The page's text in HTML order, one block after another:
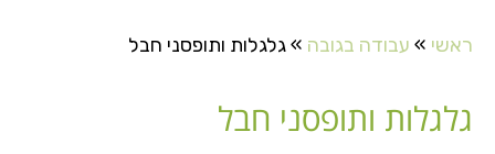
ראשי » עבודה בגובה »גלגלות ותופסני חבל
גלגלות ותופסני חבל